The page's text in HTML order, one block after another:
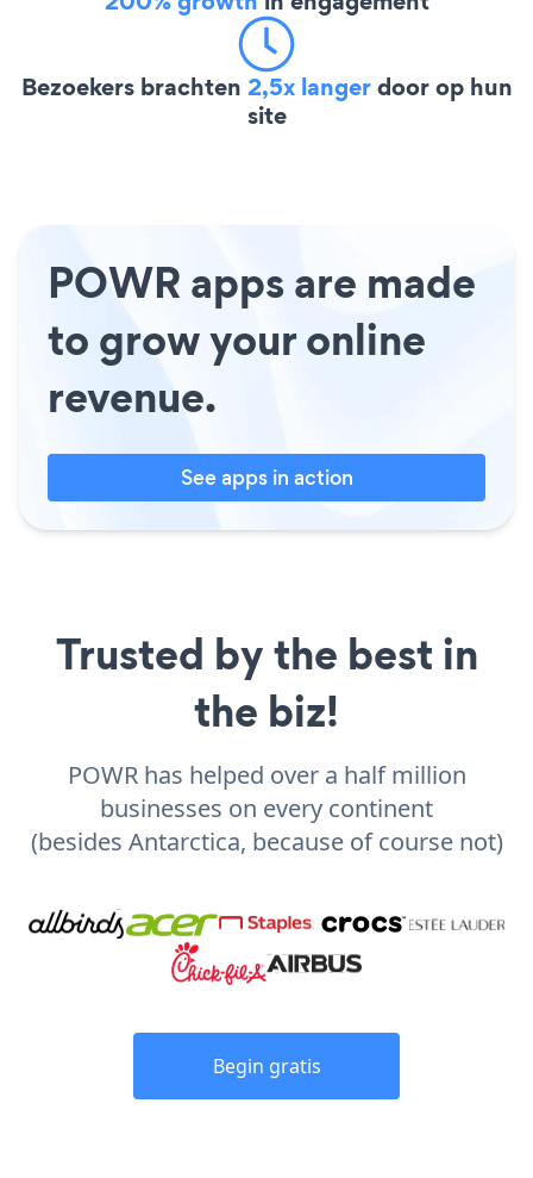
Bezoekers brachten 2,5x langerdoor op hun
site
POWR apps are made
to grow your online
revenue.
See apps in action
Trusted by the best in
the biz!
POWR has helped over a half million
businesses on every continent
(besides Antarctica, because of course not)
Begin gratis